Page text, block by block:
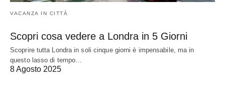
VACANZA IN CITTÀ
Scopri cosa vedere a Londra in 5 Giorni
Scoprire tutta Londra in soli cinque giorni è impensabile, ma in
questo lasso di tempo…
8 Agosto 2025